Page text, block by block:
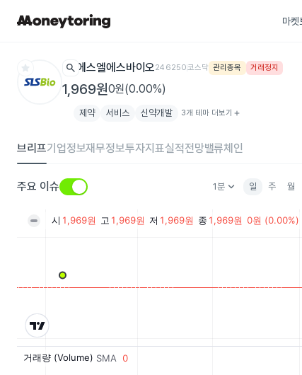
마켓
star search 에스엘에스바이오246250코스닥 관리종목 거래정지
1,969원0원(0.00%)
제약 서비스 신약개발 3개 테마 더보기 add
브리프기업정보재무정보투자지표실적전망밸류체인
주요 이슈 1분keyboard_arrow_down 일 주 월